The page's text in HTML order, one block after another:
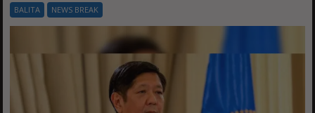
BALITA NEWS BREAK